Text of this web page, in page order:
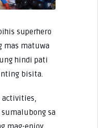
superhero
mas matuwa
hindi pati
bisita.
activities,
sumalubong sa